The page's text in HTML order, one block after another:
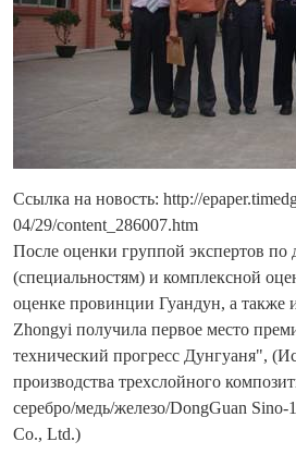
Ссылка на новость: http://
04/29/content_286007.htm
После оценки группой экспертов
(специальностям) и комплексной
оценке провинции Гуандун, а также
Zhongyi получила первое место
технический прогресс Дунгуаня",
производства трехслойного
серебро/медь/железо/DongGuan
Co., Ltd.)